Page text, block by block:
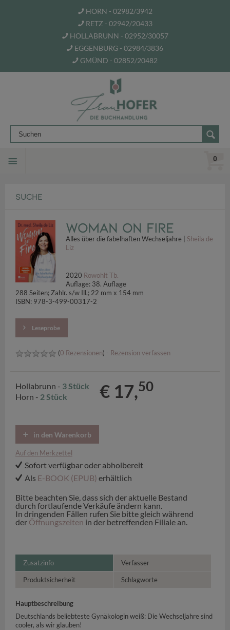
HORN - 02982/3942
RETZ - 02942/20433
HOLLABRUNN - 02952/30057
EGGENBURG - 02984/3836
GMÜND - 02852/20482
0
SUCHE
Woman on Fire
Alles über die fabelhaften Wechseljahre | Sheila de
Liz
2020 Rowohlt Tb.
Auflage: 38. Auflage
288 Seiten; Zahlr. s/w Ill.; 22 mm x 154 mm
ISBN: 978-3-499-00317-2
Leseprobe
(0 Rezensionen) - Rezension verfassen
Hollabrunn - 3 Stück
Horn - 2 Stück € 17,50
in den Warenkorb
Auf den Merkzettel
Sofort verfügbar oder abholbereit
Als E-BOOK (EPUB) erhältlich
Bitte beachten Sie, dass sich der aktuelle Bestand
durch fortlaufende Verkäufe ändern kann.
In dringenden Fällen rufen Sie bitte gleich während
der Öffnungszeiten in der betreffenden Filiale an.
Zusatzinfo Verfasser
Produktsicherheit Schlagworte
Hauptbeschreibung
Deutschlands beliebteste Gynäkologin weiß: Die Wechseljahre sind
cooler, als wir glauben!